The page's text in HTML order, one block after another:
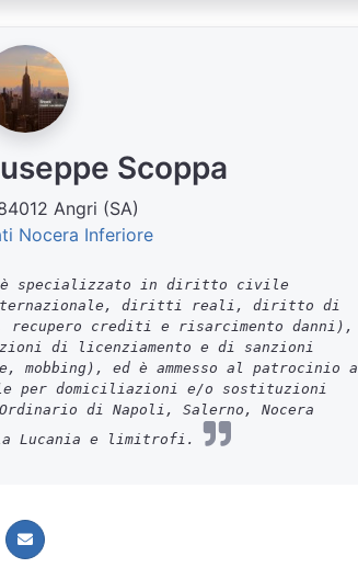
Scoppa
Angri (SA)
Nocera Inferiore
è specializzato in diritto civile
diritti reali, diritto di
recupero crediti e risarcimento danni),
di licenziamento e di sanzioni
ed è ammesso al patrocinio a
per domiciliazioni e/o sostituzioni
di Napoli, Salerno, Nocera
Lucania e limitrofi.